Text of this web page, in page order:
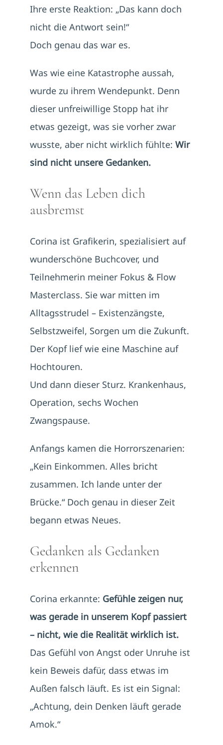
Ihre erste Reaktion: „Das kann doch
nicht die Antwort sein!“
Doch genau das war es.
Was wie eine Katastrophe aussah,
wurde zu ihrem Wendepunkt. Denn
dieser unfreiwillige Stopp hat ihr
etwas gezeigt, was sie vorher zwar
wusste, aber nicht wirklich fühlte: Wir
sind nicht unsere Gedanken.
Wenn das Leben dich
ausbremst
Corina ist Grafikerin, spezialisiert auf
wunderschöne Buchcover, und
Teilnehmerin meiner Fokus & Flow
Masterclass. Sie war mitten im
Alltagsstrudel – Existenzängste,
Selbstzweifel, Sorgen um die Zukunft.
Der Kopf lief wie eine Maschine auf
Hochtouren.
Und dann dieser Sturz. Krankenhaus,
Operation, sechs Wochen
Zwangspause.
Anfangs kamen die Horrorszenarien:
„Kein Einkommen. Alles bricht
zusammen. Ich lande unter der
Brücke.“ Doch genau in dieser Zeit
begann etwas Neues.
Gedanken als Gedanken
erkennen
Corina erkannte: Gefühle zeigen nur,
was gerade in unserem Kopf passiert
– nicht, wie die Realität wirklich ist.
Das Gefühl von Angst oder Unruhe ist
kein Beweis dafür, dass etwas im
Außen falsch läuft. Es ist ein Signal:
„Achtung, dein Denken läuft gerade
Amok.“